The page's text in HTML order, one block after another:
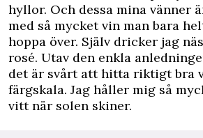
hyllor. Och dessa mina vänner
med så mycket vin man bara
hoppa över. Själv dricker jag
rosé. Utav den enkla
det är svårt att hitta riktigt bra
färgskala. Jag håller mig så
vitt när solen skiner.